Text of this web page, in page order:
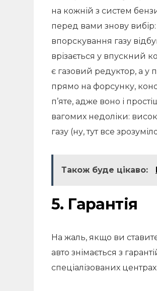
на кожній з систем
перед вами знову
впорскування газу
врізається у впускний
є газовий редуктор, а у
прямо на форсунку,
п’яте, адже воно і
вагомих недоліки:
газу (ну, тут все
Також буде цікаво:
5. Гарантія
На жаль, якщо ви
авто знімається з
спеціалізованих